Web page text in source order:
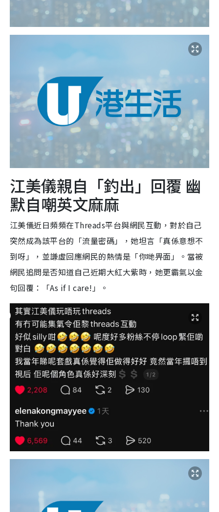
江美儀親自「釣出」回覆 幽
默自嘲英文麻麻
江美儀近日頻頻在Threads平台與網民互動，對於自己
突然成為該平台的「流量密碼」，她坦言「真係意想不
到呀」，並謙虛回應網民的熱情是「你哋畀面」。當被
網民追問是否知道自己近期大紅大紫時，她更霸氣以金
句回覆：「As if I care!」。